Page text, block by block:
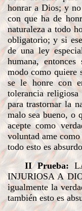
honrar a Dios; y
con que ha de
naturaleza a todo
obligatorio; y si
de una ley
humana,
modo como quiere
se le honre con
tolerancia religiosa
para trastornar la
malo sea bueno, o
acepte como
voluntad ame
todo esto es
II Prueba:
INJURIOSA A
igualmente la
también esto es